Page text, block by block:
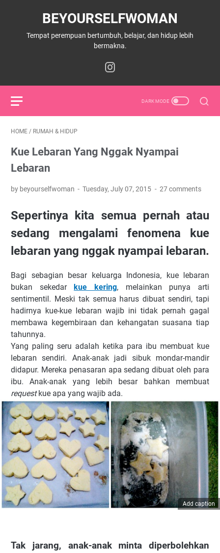
BEYOURSELFWOMAN
Tempat perempuan bertumbuh, belajar, dan hidup lebih
bermakna.
HOME / RUMAH & HIDUP
Kue Lebaran Yang Nggak Nyampai
Lebaran
by beyourselfwoman Tuesday, July 07, 2015 27 comments
Sepertinya kita semua pernah atau
sedang mengalami fenomena kue
lebaran yang nggak nyampai lebaran.
Bagi sebagian besar keluarga Indonesia, kue lebaran
bukan sekedarkue kering, melainkan punya arti
sentimentil. Meski tak semua harus dibuat sendiri, tapi
hadirnya kue-kue lebaran wajib ini tidak pernah gagal
membawa kegembiraan dan kehangatan suasana tiap
tahunnya.
Yang paling seru adalah ketika para ibu membuat kue
lebaran sendiri. Anak-anak jadi sibuk mondar-mandir
didapur. Mereka penasaran apa sedang dibuat oleh para
ibu. Anak-anak yang lebih besar bahkan membuat
requestkue apa yang wajib ada.
Add caption
Tak jarang, anak-anak minta diperbolehkan